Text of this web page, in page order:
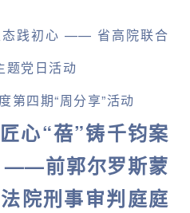
态践初心 —— 省高院联合
题党日活动
第四期“周分享”活动
心“蓓”铸千钧案
——前郭尔罗斯蒙
院刑事审判庭庭